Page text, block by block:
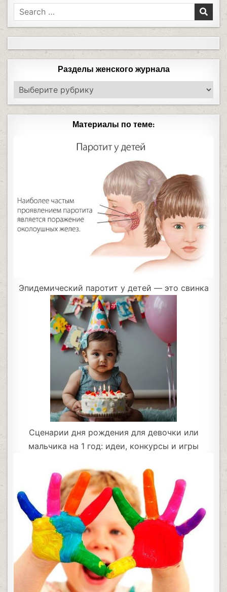
Разделы женского журнала
Материалы по теме:
Эпидемический паротит у детей — это свинка
Сценарии дня рождения для девочки или
мальчика на 1 год: идеи, конкурсы и игры